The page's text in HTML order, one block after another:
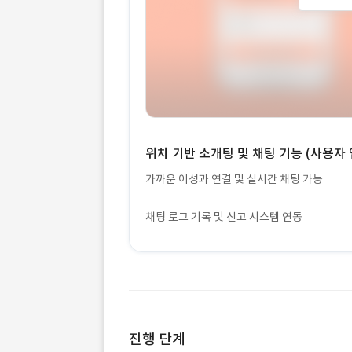
위치 기반 소개팅 및 채팅 기능 (사용자
가까운 이성과 연결 및 실시간 채팅 가능
채팅 로그 기록 및 신고 시스템 연동
진행 단계